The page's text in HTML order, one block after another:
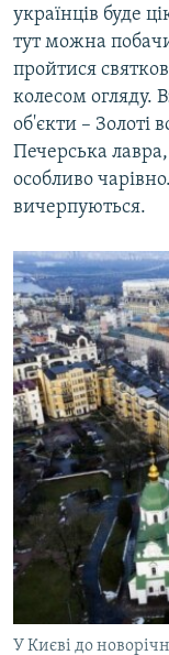
українців буде
тут можна
пройтися
колесом огляду.
об'єкти – Золоті
Печерська
особливо
вичерпуються.
У Києві до